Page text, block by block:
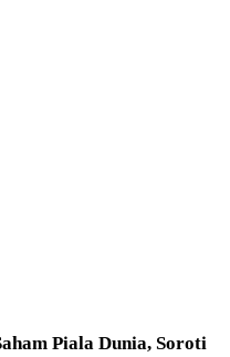
Piala Dunia, Soroti